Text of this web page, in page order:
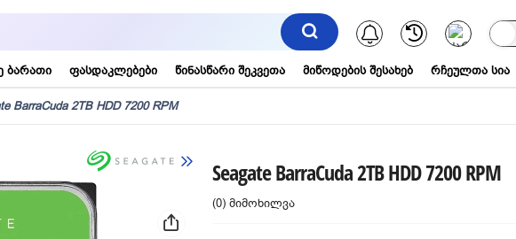
შეტყობინებები
ბარათი ფასდაკლებები წინასწარი შეკვეთა მიწოდების შესახებ რჩეულთა სია
BarraCuda 2TB HDD 7200 RPM
Seagate BarraCuda 2TB HDD 7200 RPM
(0) მიმოხილვა